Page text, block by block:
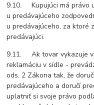
9.10. Kupujúci má právo
u predávajúceho
u predávajúceho, za ktoré
predávajúci.
9.11. Ak tovar vykazuje
reklamáciu v sídle -
ods. 2 Zákona tak, že
predávajúceho a doručí
uplatniť si svoje právo